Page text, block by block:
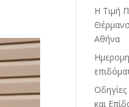
Η Τιμή
Αθήνα
Οδηγίες
και